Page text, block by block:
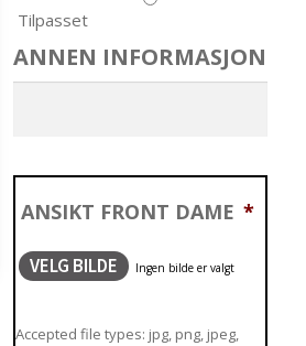
Tilpasset
ANNEN INFORMASJON
ANSIKT FRONT DAME *
VELG BILDE
Accepted file types: jpg, png, jpeg,